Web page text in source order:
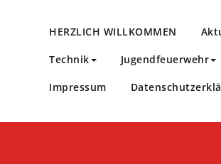
HERZLICH WILLKOMMEN
Technik Jugendfeuerwehr
Impressum